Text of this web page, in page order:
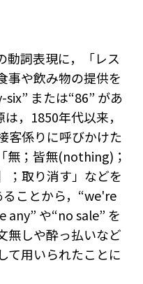
動詞表現に，「レス
事や飲み物の提供を
または“86” があ
，1850年代以来，
客係りに呼びかけた
無；皆無(nothing)；
；取り消す」などを
ことから，“we're
や“no sale” を
無しや酔っ払いなど
て用いられたことに